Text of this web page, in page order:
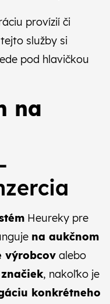
provízií či
služby si
pod hlavičkou
na
Heureky pre
na aukčnom
výrobcov alebo
, nakoľko je
konkrétneho